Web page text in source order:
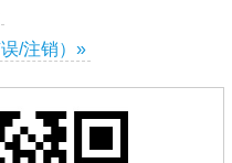
/注销）»